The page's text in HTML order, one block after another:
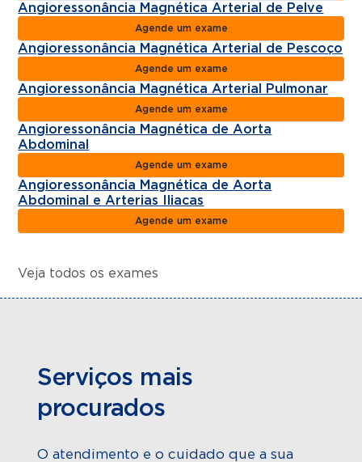
Angioressonância Magnética Arterial de Pelve
Agende um exame
Angioressonância Magnética Arterial de Pescoço
Agende um exame
Angioressonância Magnética Arterial Pulmonar
Agende um exame
Angioressonância Magnética de Aorta
Abdominal
Agende um exame
Angioressonância Magnética de Aorta
Abdominal e Arterias Iliacas
Agende um exame
Veja todos os exames
Serviços mais
procurados
O atendimento e o cuidado que a sua